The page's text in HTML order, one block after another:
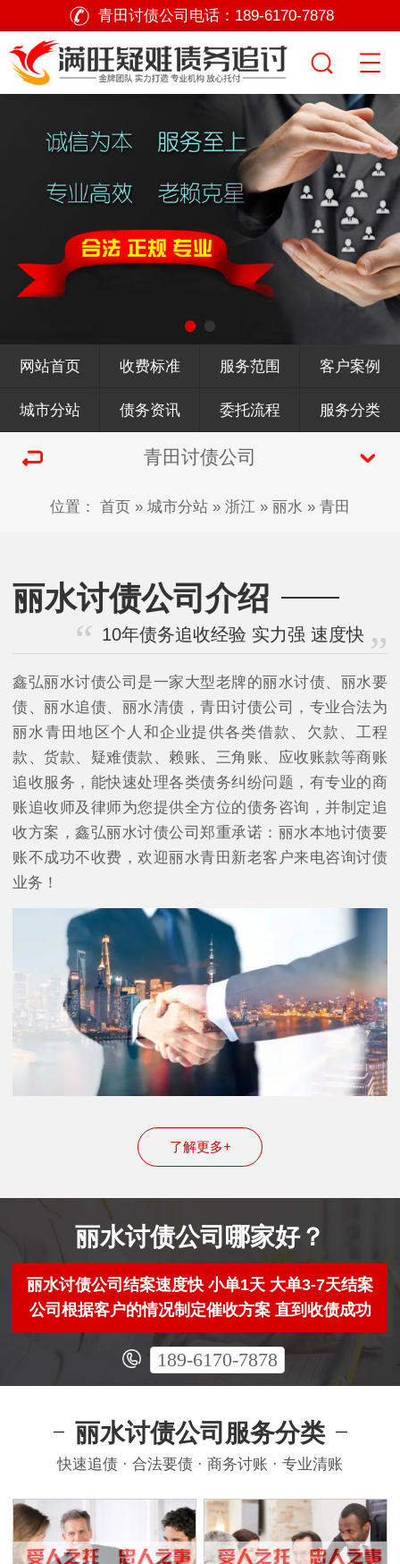
青田讨债公司电话： 189-6170-7878
网站首页 收费标准 服务范围 客户案例
城市分站 债务资讯 委托流程 服务分类
青田讨债公司
位置： 首页 » 城市分站 » 浙江 » 丽水 » 青田
丽水讨债公司介绍
10年债务追收经验 实力强 速度快
鑫弘丽水讨债公司是一家大型老牌的丽水讨债、丽水要
债、丽水追债、丽水清债，青田讨债公司，专业合法为
丽水青田地区个人和企业提供各类借款、欠款、工程
款、货款、疑难债款、赖账、三角账、应收账款等商账
追收服务，能快速处理各类债务纠纷问题，有专业的商
账追收师及律师为您提供全方位的债务咨询，并制定追
收方案，鑫弘丽水讨债公司郑重承诺：丽水本地讨债要
账不成功不收费，欢迎丽水青田新老客户来电咨询讨债
业务！
了解更多+
丽水讨债公司哪家好？
丽水讨债公司结案速度快 小单1天 大单3-7天结案
公司根据客户的情况制定催收方案 直到收债成功
189-6170-7878
丽水讨债公司服务分类
快速追债 · 合法要债 · 商务讨账 · 专业清账